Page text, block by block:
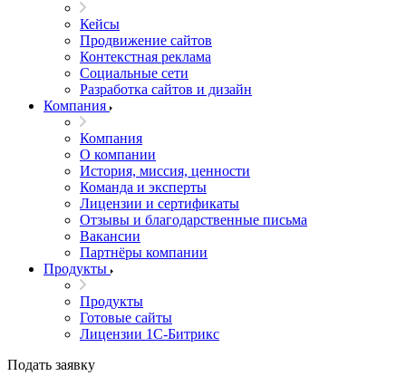
Кейсы
Продвижение сайтов
Контекстная реклама
Социальные сети
Разработка сайтов и дизайн
Компания
Компания
О компании
История, миссия, ценности
Команда и эксперты
Лицензии и сертификаты
Отзывы и благодарственные письма
Вакансии
Партнёры компании
Продукты
Продукты
Готовые сайты
Лицензии 1С-Битрикс
Подать заявку